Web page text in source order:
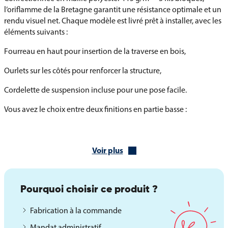
l’oriflamme de la Bretagne garantit une résistance optimale et un
rendu visuel net. Chaque modèle est livré prêt à installer, avec les
éléments suivants :
Fourreau en haut pour insertion de la traverse en bois,
Ourlets sur les côtés pour renforcer la structure,
Cordelette de suspension incluse pour une pose facile.
Vous avez le choix entre deux finitions en partie basse :
Finition queue de pie pour une présentation plus cérémonielle.
Le type de finition est à sélectionner avant l’ajout au panier.
Une oriflamme personnalisable selon vos besoins
En plus des modèles standards, nous proposons la confection sur
mesure de votre oriflamme de la Bretagne personnalisée. Vous
Voir plus
Pourquoi choisir ce produit ?
Fabrication à la commande